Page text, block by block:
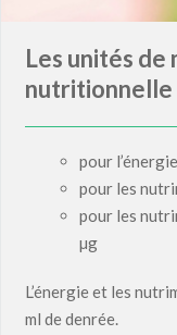
Les unités
nutritionnelle
pour
pour les
pour les
µg
L’énergie et les
ml de denrée.